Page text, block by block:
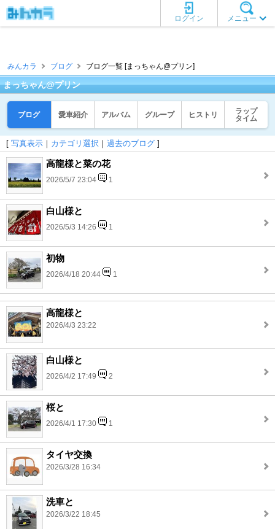
メニュー
ログイン
みんカラ ブログ ブログ一覧 [まっちゃん@プリン]
まっちゃん@プリン
ブログ 愛車紹介 アルバム グループ ヒストリ
ラップ
タイム
[ 写真表示 ｜ カテゴリ選択 ｜ 過去のブログ ]
高龍様と菜の花
2026/5/7 23:04 1
白山様と
2026/5/3 14:26 1
初物
2026/4/18 20:44 1
高龍様と
2026/4/3 23:22
白山様と
2026/4/2 17:49 2
桜と
2026/4/1 17:30 1
タイヤ交換
2026/3/28 16:34
洗車と
2026/3/22 18:45